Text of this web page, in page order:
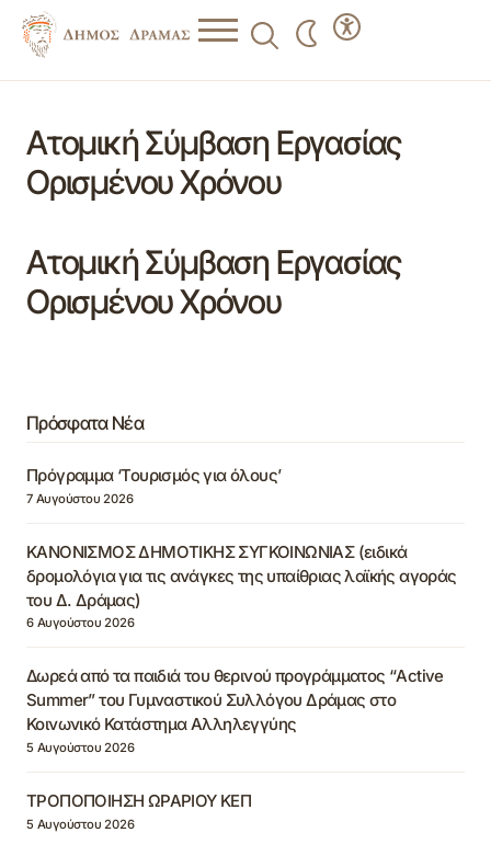
Ατομική Σύμβαση Εργασίας
Ορισμένου Χρόνου
Ατομική Σύμβαση Εργασίας
Ορισμένου Χρόνου
Πρόσφατα Νέα
Πρόγραμμα ‘Τουρισμός για όλους’
7 Αυγούστου 2026
ΚΑΝΟΝΙΣΜΟΣ ΔΗΜΟΤΙΚΗΣ ΣΥΓΚΟΙΝΩΝΙΑΣ (ειδικά
δρομολόγια για τις ανάγκες της υπαίθριας λαϊκής αγοράς
του Δ. Δράμας)
6 Αυγούστου 2026
Δωρεά από τα παιδιά του θερινού προγράμματος “Active
Summer” του Γυμναστικού Συλλόγου Δράμας στο
Κοινωνικό Κατάστημα Αλληλεγγύης
5 Αυγούστου 2026
ΤΡΟΠΟΠΟΙΗΣΗ ΩΡΑΡΙΟΥ ΚΕΠ
5 Αυγούστου 2026